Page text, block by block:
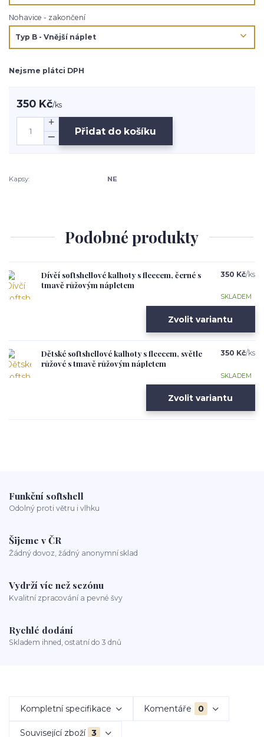
Nohavice - zakončení
Nejsme plátci DPH
350 Kč/ks
Přidat do košíku
Kapsy: NE
Podobné produkty
Dívčí softshellové kalhoty s fleecem, černé s
tmavě růžovým nápletem
350 Kč/ks
SKLADEM
Zvolit variantu
Dětské softshellové kalhoty s fleecem, světle
růžové s tmavě růžovým nápletem
350 Kč/ks
SKLADEM
Zvolit variantu
Funkční softshell
Odolný proti větru i vlhku
Šijeme v ČR
Žádný dovoz, žádný anonymní sklad
Vydrží víc než sezónu
Kvalitní zpracování a pevné švy
Rychlé dodání
Skladem ihned, ostatní do 3 dnů
Kompletní specifikace Komentáře 0
Související zboží 3